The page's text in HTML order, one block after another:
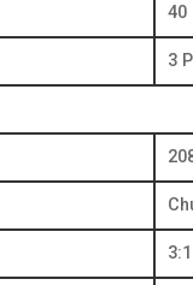
40
3
3:1